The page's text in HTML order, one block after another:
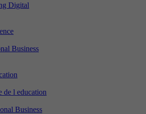
Digital
Business
de l education
Business